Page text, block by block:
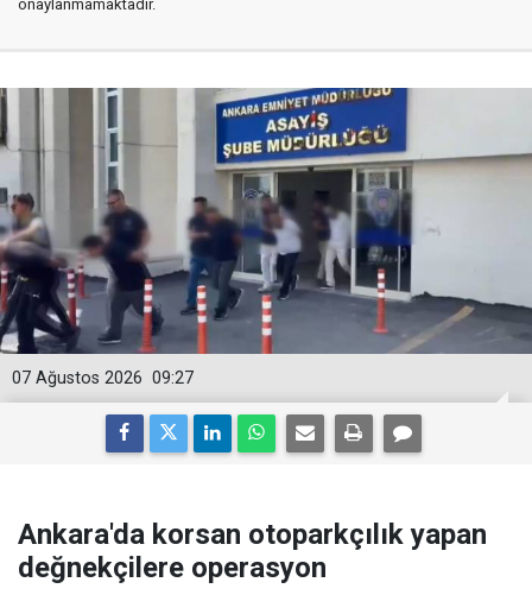
onaylanmamaktadır.
09:27
07 Ağustos 2026
Ankara'da korsan otoparkçılık yapan
değnekçilere operasyon